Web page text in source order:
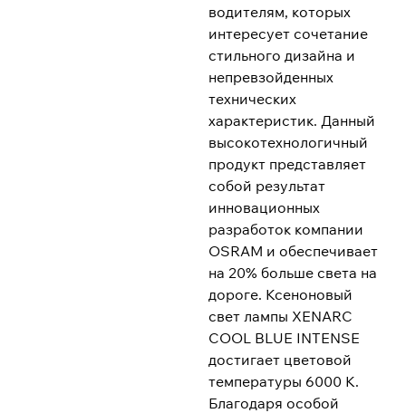
водителям, которых
интересует сочетание
стильного дизайна и
непревзойденных
технических
характеристик. Данный
высокотехнологичный
продукт представляет
собой результат
инновационных
разработок компании
OSRAM и обеспечивает
на 20% больше света на
дороге. Ксеноновый
свет лампы XENARC
COOL BLUE INTENSE
достигает цветовой
температуры 6000 K.
Благодаря особой